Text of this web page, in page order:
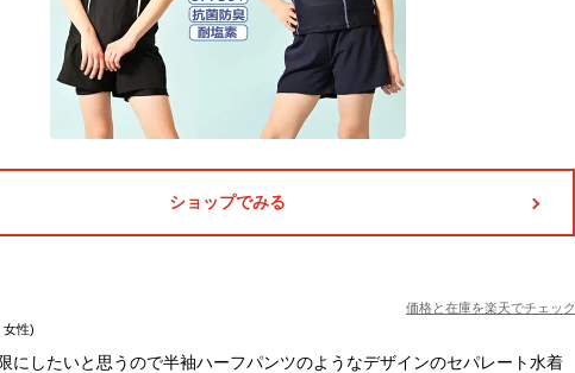
ショップでみる
価格と在庫を楽天でチェック
女性)
にしたいと思うので半袖ハーフパンツのようなデザインのセパレート水着